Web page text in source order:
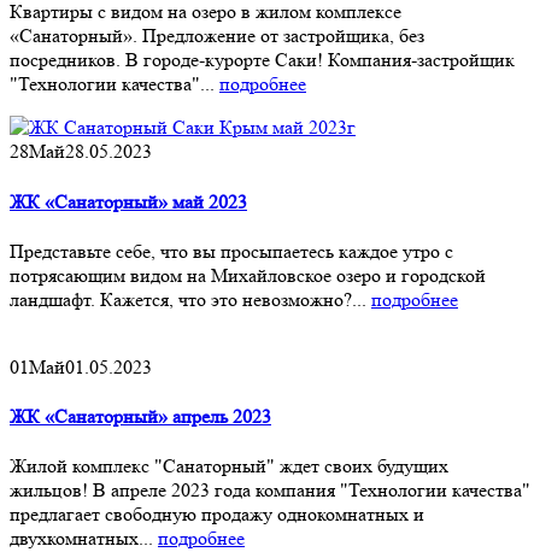
Квартиры с видом на озеро в жилом комплексе
«Санаторный». Предложение от застройщика, без
посредников. В городе-курорте Саки! Компания-застройщик
"Технологии качества"... подробнее
28Май28.05.2023
ЖК «Санаторный» май 2023
Представьте себе, что вы просыпаетесь каждое утро с
потрясающим видом на Михайловское озеро и городской
ландшафт. Кажется, что это невозможно?... подробнее
01Май01.05.2023
ЖК «Санаторный» апрель 2023
Жилой комплекс "Санаторный" ждет своих будущих
жильцов! В апреле 2023 года компания "Технологии качества"
предлагает свободную продажу однокомнатных и
двухкомнатных... подробнее